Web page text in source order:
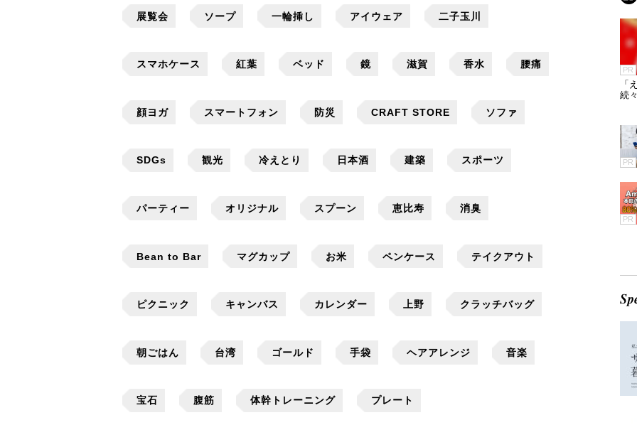
展覧会 ソープ 一輪挿し アイウェア 二子玉川
スマホケース 紅葉 ベッド 鏡 滋賀 香水 腰痛
顔ヨガ スマートフォン 防災 CRAFT STORE ソファ
SDGs 観光 冷えとり 日本酒 建築 スポーツ
パーティー オリジナル スプーン 恵比寿 消臭
Bean to Bar マグカップ お米 ペンケース テイクアウト
ピクニック キャンバス カレンダー 上野 クラッチバッグ
朝ごはん 台湾 ゴールド 手袋 ヘアアレンジ 音楽
宝石 腹筋 体幹トレーニング プレート
PR
「
続
PR
PR